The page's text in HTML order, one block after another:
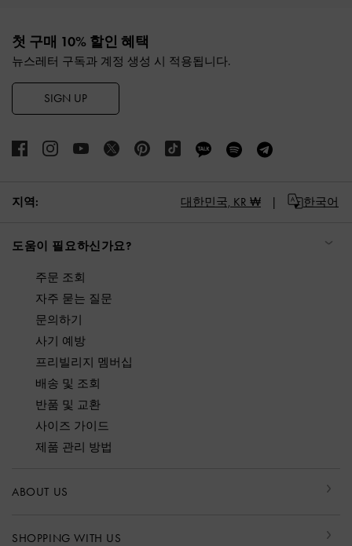
첫 구매 10% 할인 혜택
뉴스레터 구독과 계정 생성 시 적용됩니다.
SIGN UP
지역: 대한민국, KR ₩ 한국어
도움이 필요하신가요?
주문 조회
자주 묻는 질문
문의하기
사기 예방
프리빌리지 멤버십
배송 및 조회
반품 및 교환
사이즈 가이드
제품 관리 방법
ABOUT US
SHOPPING WITH US